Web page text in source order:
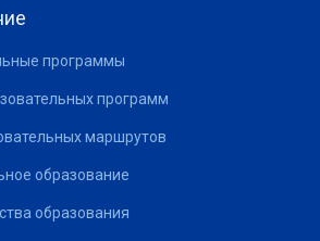
программы
программ
маршрутов
образование
образования